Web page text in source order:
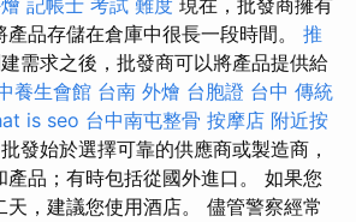
記帳士 考試 難度 現在，批發商擁有
品存儲在倉庫中很長一段時間。 推
需求之後，批發商可以將產品提供給
養生會館 台南 外燴 台胞證 台中 傳統
is seo 台中南屯整骨 按摩店 附近按
批發始於選擇可靠的供應商或製造商，
產品；有時包括從國外進口。 如果您
天，建議您使用酒店。 儘管警察經常